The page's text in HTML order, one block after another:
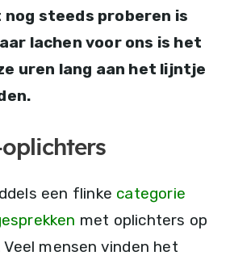
nog steeds proberen is
lachen voor ons is het
uren lang aan het lijntje
een flinke categorie
met oplichters op
mensen vinden het